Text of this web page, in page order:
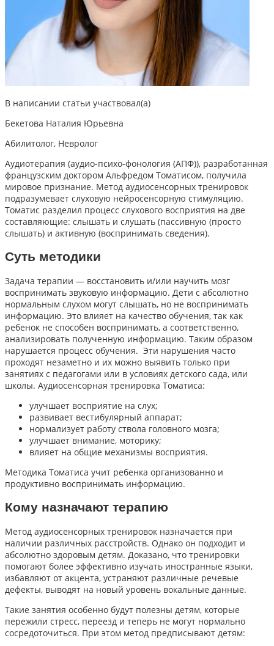
В написании статьи участвовал(а)
Бекетова Наталия Юрьевна
Абилитолог, Невролог
Аудиотерапия (аудио-психо-фонология (АПФ)), разработанная
французским доктором Альфредом Томатисом, получила
мировое признание. Метод аудиосенсорных тренировок
подразумевает слуховую нейросенсорную стимуляцию.
Томатис разделил процесс слухового восприятия на две
составляющие: слышать и слушать (пассивную (просто
слышать) и активную (воспринимать сведения).
Суть методики
Задача терапии — восстановить и/или научить мозг
воспринимать звуковую информацию. Дети с абсолютно
нормальным слухом могут слышать, но не воспринимать
информацию. Это влияет на качество обучения, так как
ребенок не способен воспринимать, а соответственно,
анализировать полученную информацию. Таким образом
нарушается процесс обучения. Эти нарушения часто
проходят незаметно и их можно выявить только при
занятиях с педагогами или в условиях детского сада, или
школы. Аудиосенсорная тренировка Томатиса:
улучшает восприятие на слух;
развивает вестибулярный аппарат;
нормализует работу ствола головного мозга;
улучшает внимание, моторику;
влияет на общие механизмы восприятия.
Методика Томатиса учит ребенка организованно и
продуктивно воспринимать информацию.
Кому назначают терапию
Метод аудиосенсорных тренировок назначается при
наличии различных расстройств. Однако он подходит и
абсолютно здоровым детям. Доказано, что тренировки
помогают более эффективно изучать иностранные языки,
избавляют от акцента, устраняют различные речевые
дефекты, выводят на новый уровень вокальные данные.
Такие занятия особенно будут полезны детям, которые
пережили стресс, переезд и теперь не могут нормально
сосредоточиться. При этом метод предписывают детям: